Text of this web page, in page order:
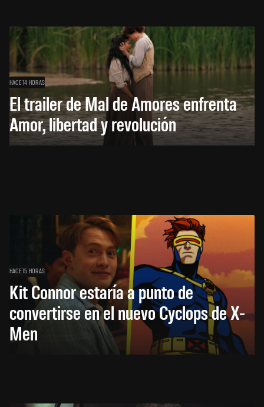
HACE 14 HORAS
El trailer de Mal de Amores enfrenta
Amor, libertad y revolución
HACE 15 HORAS
Kit Connor estaría a punto de
convertirse en el nuevo Cyclops de X-
Men